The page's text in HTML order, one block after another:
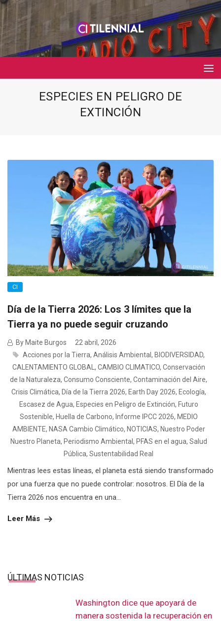
ESPECIES EN PELIGRO DE
EXTINCIÓN
CI
Día de la Tierra 2026: Los 3 límites que la
Tierra ya no puede seguir cruzando
By Maite Burgos
22 abril, 2026
Acciones por la Tierra, Análisis Ambiental , BIODIVERSIDAD,
CALENTAMIENTO GLOBAL , CAMBIO CLIMATICO, Conservación
de la Naturaleza, Consumo Consciente, Contaminación del Aire,
Crisis Climática, Día de la Tierra 2026, Earth Day 2026, Ecología,
Escasez de Agua, Especies en Peligro de Extinción, Futuro
Sostenible, Huella de Carbono, Informe IPCC 2026, MEDIO
AMBIENTE, NASA Cambio Climático, NOTICIAS, Nuestro Poder
Nuestro Planeta, Periodismo Ambiental , PFAS en el agua, Salud
Pública, Sustentabilidad Real
Mientras lees estas líneas, el planeta está siendo transformado
por una fuerza que no puede controlar: nosotros. El Día de la
Tierra 2026 nos encuentra en una...
Leer Más
ÚLTIMAS NOTICIAS
Washington dice que apoyará de
manera sostenida la recuperación en